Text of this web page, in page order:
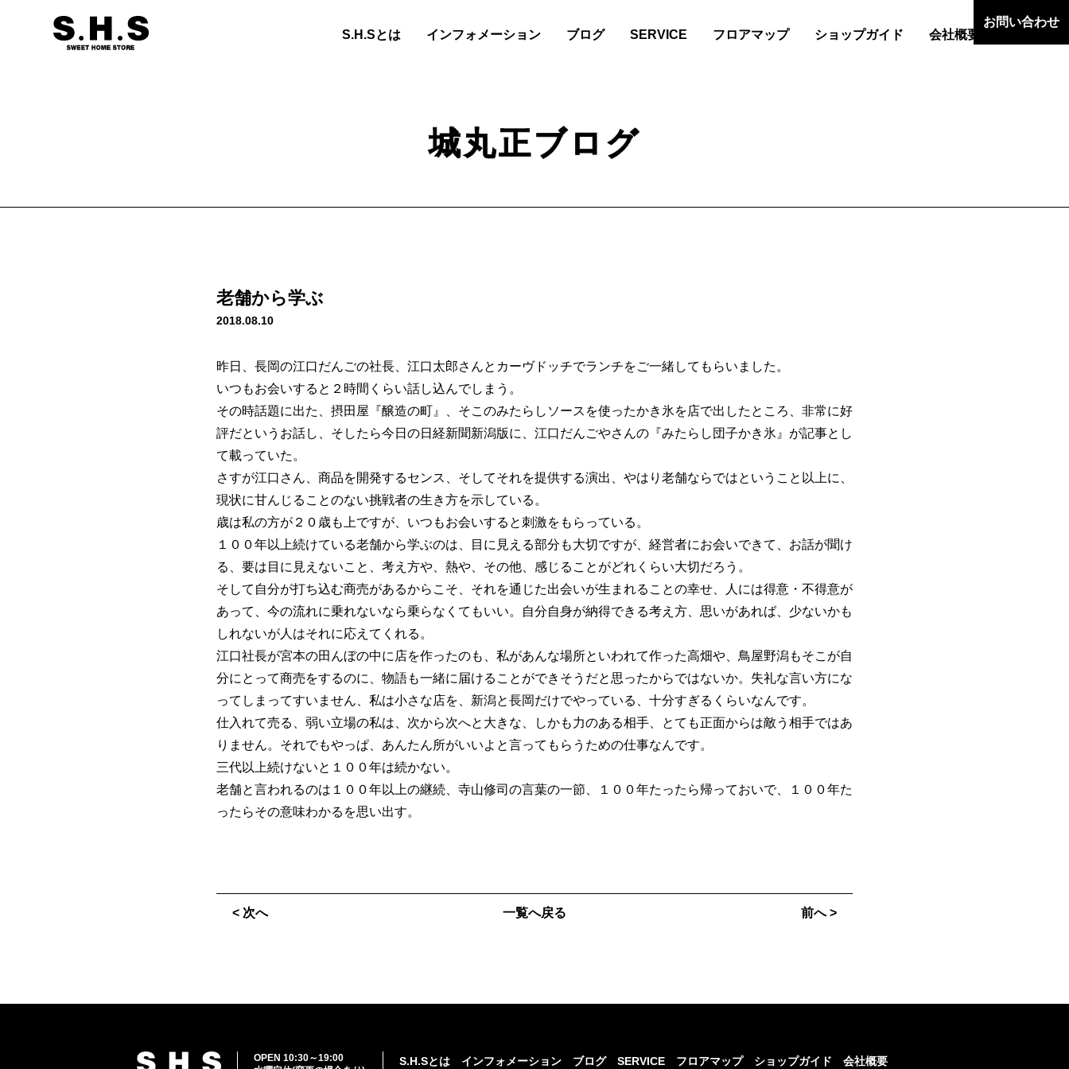
S.H.Sとは インフォメーション ブログ SERVICE フロアマップ ショップガイド 会社概要
お問い合わせ
城丸正ブログ
老舗から学ぶ
2018.08.10
昨日、長岡の江口だんごの社長、江口太郎さんとカーヴドッチでランチをご一緒してもらいました。
いつもお会いすると２時間くらい話し込んでしまう。
その時話題に出た、摂田屋『醸造の町』、そこのみたらしソースを使ったかき氷を店で出したところ、非常に好
評だというお話し、そしたら今日の日経新聞新潟版に、江口だんごやさんの『みたらし団子かき氷』が記事とし
て載っていた。
さすが江口さん、商品を開発するセンス、そしてそれを提供する演出、やはり老舗ならではということ以上に、
現状に甘んじることのない挑戦者の生き方を示している。
歳は私の方が２０歳も上ですが、いつもお会いすると刺激をもらっている。
１００年以上続けている老舗から学ぶのは、目に見える部分も大切ですが、経営者にお会いできて、お話が聞け
る、要は目に見えないこと、考え方や、熱や、その他、感じることがどれくらい大切だろう。
そして自分が打ち込む商売があるからこそ、それを通じた出会いが生まれることの幸せ、人には得意・不得意が
あって、今の流れに乗れないなら乗らなくてもいい。自分自身が納得できる考え方、思いがあれば、少ないかも
しれないが人はそれに応えてくれる。
江口社長が宮本の田んぼの中に店を作ったのも、私があんな場所といわれて作った高畑や、鳥屋野潟もそこが自
分にとって商売をするのに、物語も一緒に届けることができそうだと思ったからではないか。失礼な言い方にな
ってしまってすいません、私は小さな店を、新潟と長岡だけでやっている、十分すぎるくらいなんです。
仕入れて売る、弱い立場の私は、次から次へと大きな、しかも力のある相手、とても正面からは敵う相手ではあ
りません。それでもやっぱ、あんたん所がいいよと言ってもらうための仕事なんです。
三代以上続けないと１００年は続かない。
老舗と言われるのは１００年以上の継続、寺山修司の言葉の一節、１００年たったら帰っておいで、１００年た
ったらその意味わかるを思い出す。
< 次へ 前へ >
一覧へ戻る
OPEN 10:30～19:00
S.H.Sとは インフォメーション ブログ SERVICE フロアマップ ショップガイド 会社概要